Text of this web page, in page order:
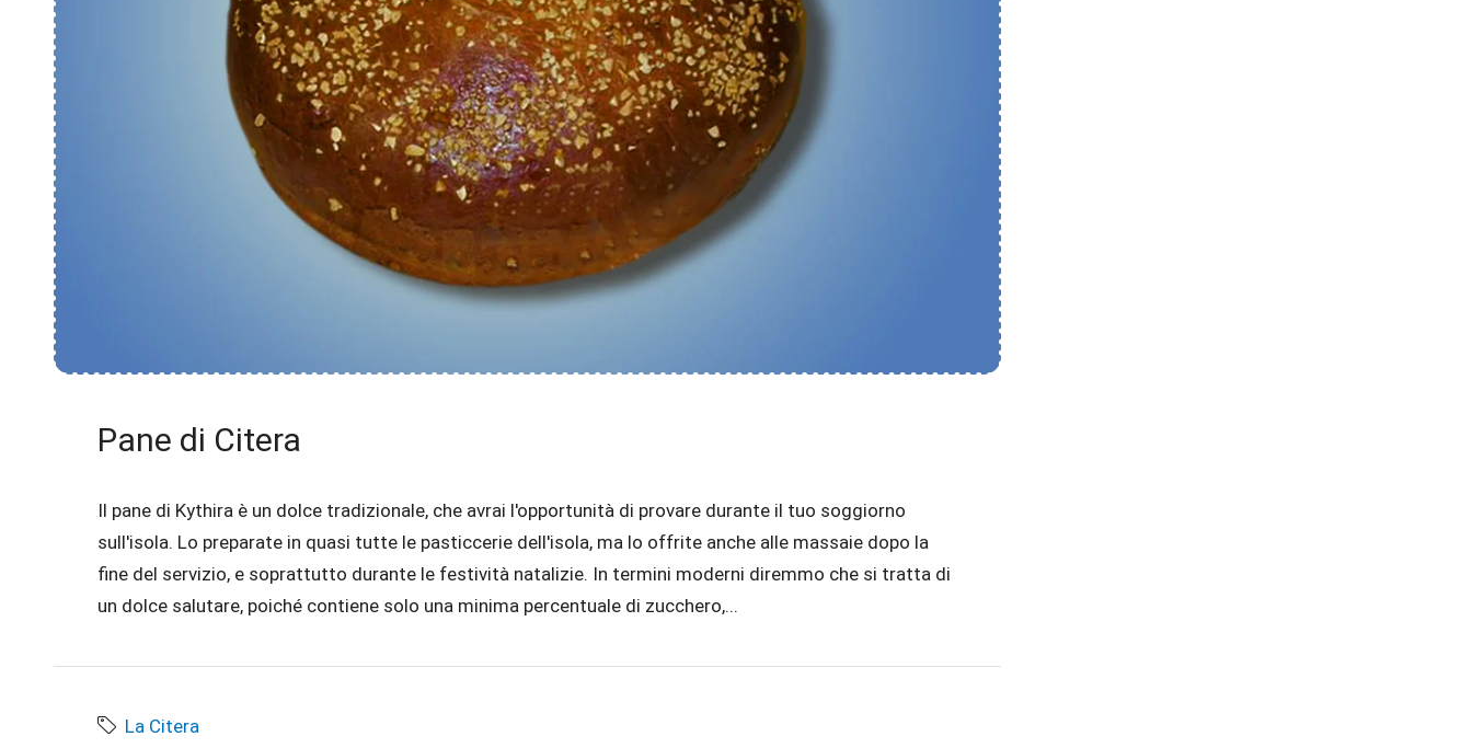
Pane di Citera
Il pane di Kythira è un dolce tradizionale, che avrai l'opportunità di provare durante il tuo soggiorno
sull'isola. Lo preparate in quasi tutte le pasticcerie dell'isola, ma lo offrite anche alle massaie dopo la
fine del servizio, e soprattutto durante le festività natalizie. In termini moderni diremmo che si tratta di
un dolce salutare, poiché contiene solo una minima percentuale di zucchero,...
La Citera